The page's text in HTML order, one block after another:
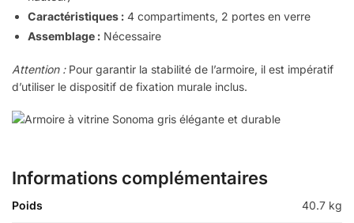
Caractéristiques : 4 compartiments, 2 portes en verre
Assemblage : Nécessaire
Attention :Pour garantir la stabilité de l’armoire, il est impératif
d’utiliser le dispositif de fixation murale inclus.
Informations complémentaires
Poids 40.7 kg